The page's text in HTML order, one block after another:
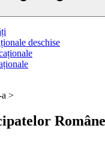
deschise
>